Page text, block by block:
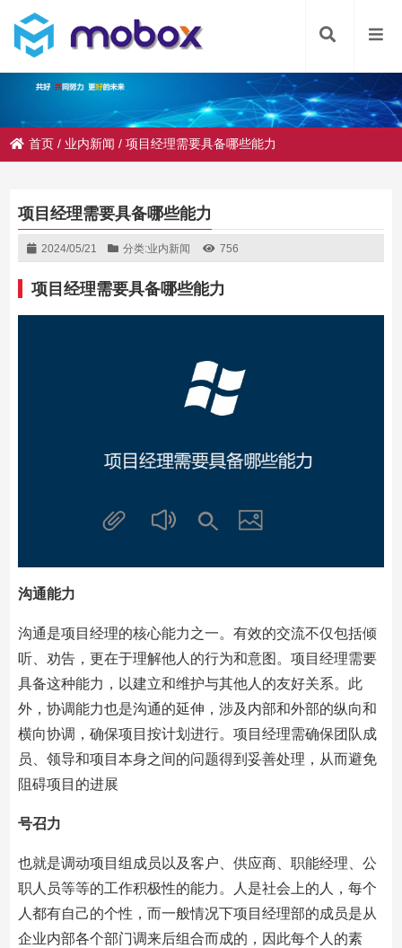
首页 / 业内新闻 /项目经理需要具备哪些能力
项目经理需要具备哪些能力
2024/05/21 分类:业内新闻 756
项目经理需要具备哪些能力
沟通能力
沟通是项目经理的核心能力之一。有效的交流不仅包括倾
听、劝告，更在于理解他人的行为和意图。项目经理需要
具备这种能力，以建立和维护与其他人的友好关系。此
外，协调能力也是沟通的延伸，涉及内部和外部的纵向和
横向协调，确保项目按计划进行。项目经理需确保团队成
员、领导和项目本身之间的问题得到妥善处理，从而避免
阻碍项目的进展
号召力
也就是调动项目组成员以及客户、供应商、职能经理、公
职人员等等的工作积极性的能力。人是社会上的人，每个
人都有自己的个性，而一般情况下项目经理部的成员是从
企业内部各个部门调来后组合而成的，因此每个人的素